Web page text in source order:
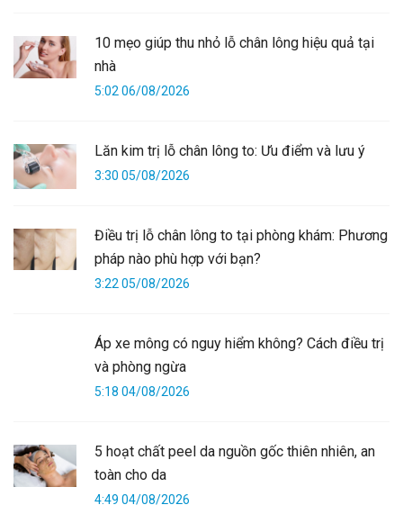
10 mẹo giúp thu nhỏ lỗ chân lông hiệu quả tại
nhà
5:02 06/08/2026
Lăn kim trị lỗ chân lông to: Ưu điểm và lưu ý
3:30 05/08/2026
Điều trị lỗ chân lông to tại phòng khám: Phương
pháp nào phù hợp với bạn?
3:22 05/08/2026
Áp xe mông có nguy hiểm không? Cách điều trị
và phòng ngừa
5:18 04/08/2026
5 hoạt chất peel da nguồn gốc thiên nhiên, an
toàn cho da
4:49 04/08/2026